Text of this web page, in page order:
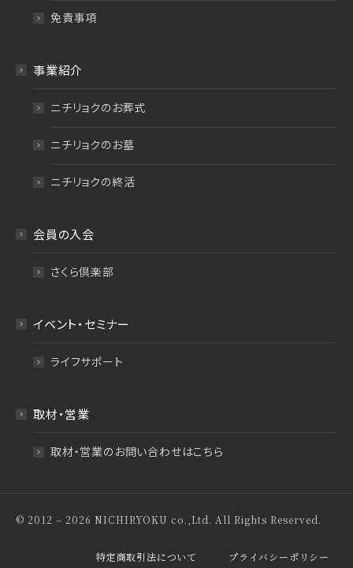
免責事項
事業紹介
ニチリョクのお葬式
ニチリョクのお墓
ニチリョクの終活
会員の入会
さくら倶楽部
イベント・セミナー
ライフサポート
取材・営業
取材・営業のお問い合わせはこちら
© 2012 – 2026 NICHIRYOKU co.,Ltd. All Rights Reserved.
特定商取引法について プライバシーポリシー